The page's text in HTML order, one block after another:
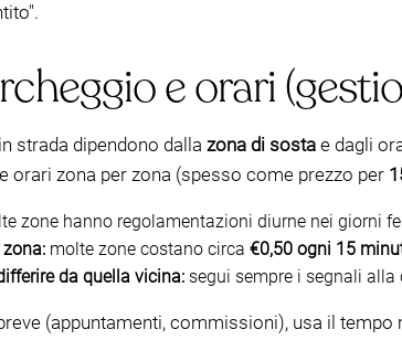
e orari
strada dipendono dalla zona di sosta e dagli
orari zona per zona (spesso come prezzo per
zone hanno regolamentazioni diurne nei giorni
molte zone costano circa €0,50 ogni 15
da quella vicina: segui sempre i segnali
(appuntamenti, commissioni), usa il